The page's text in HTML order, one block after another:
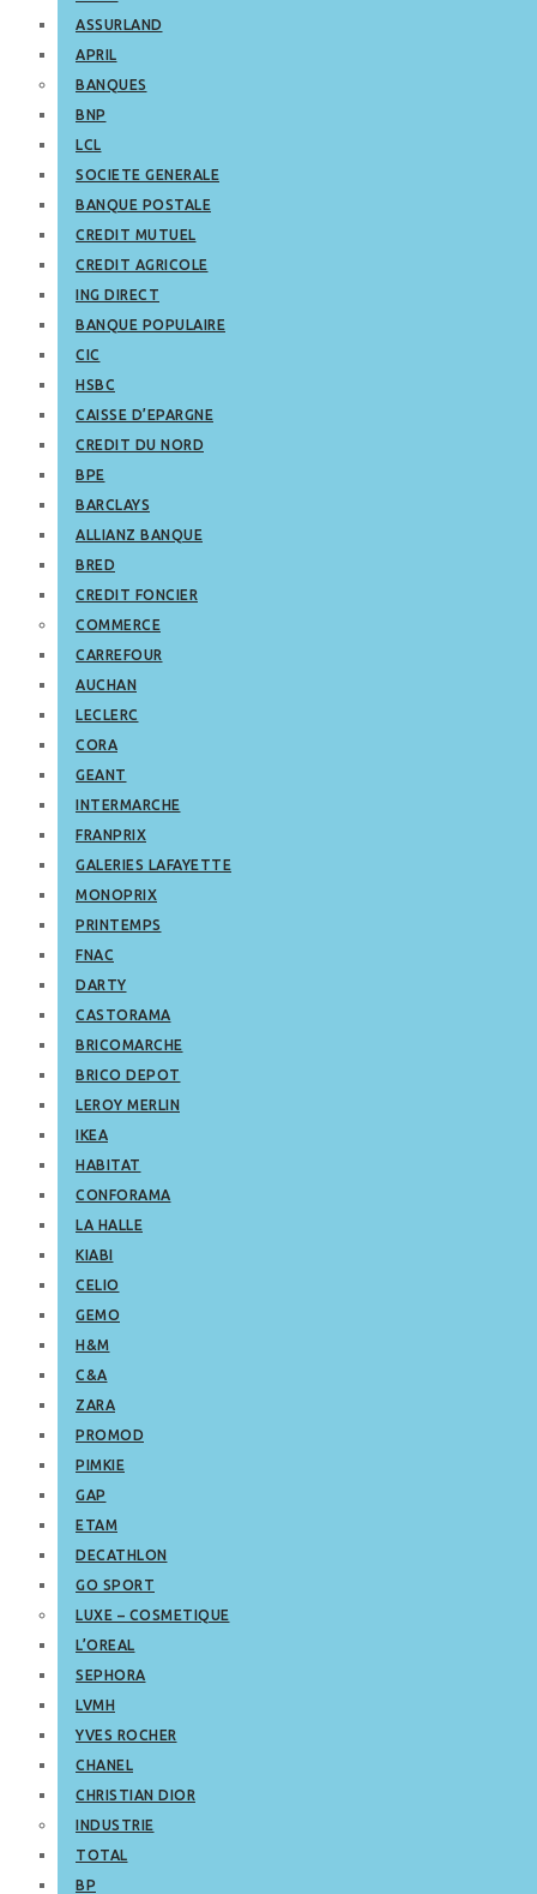
ASSURLAND
APRIL
BANQUES
BNP
LCL
SOCIETE GENERALE
BANQUE POSTALE
CREDIT MUTUEL
CREDIT AGRICOLE
ING DIRECT
BANQUE POPULAIRE
CIC
HSBC
CAISSE D’EPARGNE
CREDIT DU NORD
BPE
BARCLAYS
ALLIANZ BANQUE
BRED
CREDIT FONCIER
COMMERCE
CARREFOUR
AUCHAN
LECLERC
CORA
GEANT
INTERMARCHE
FRANPRIX
GALERIES LAFAYETTE
MONOPRIX
PRINTEMPS
FNAC
DARTY
CASTORAMA
BRICOMARCHE
BRICO DEPOT
LEROY MERLIN
IKEA
HABITAT
CONFORAMA
LA HALLE
KIABI
CELIO
GEMO
H&M
C&A
ZARA
PROMOD
PIMKIE
GAP
ETAM
DECATHLON
GO SPORT
LUXE – COSMETIQUE
L’OREAL
SEPHORA
LVMH
YVES ROCHER
CHANEL
CHRISTIAN DIOR
INDUSTRIE
TOTAL
BP